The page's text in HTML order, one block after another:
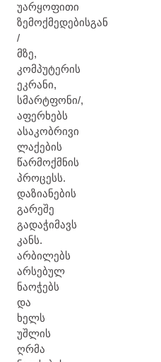
უარყოფითი
ზემოქმედებისგან
/
მზე,
კომპუტერის
ეკრანი,
სმარტფონი/,
აფერხებს
ასაკობრივი
ლაქების
წარმოქმნის
პროცესს.
დაზიანების
გარეშე
გადაჭიმავს
კანს.
არბილებს
არსებულ
ნაოჭებს
და
ხელს
უშლის
ღრმა